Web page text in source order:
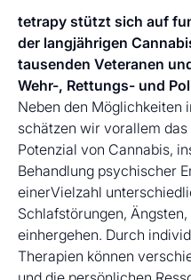
tetrapy stützt sich auf
der langjährigen
tausenden Veteranen
Wehr-, Rettungs- und
Neben den Möglichkeiten
schätzen wir vorallem
Potenzial von Cannabis,
Behandlung psychischer
einerVielzahl
Schlafstörungen,
einhergehen. Durch
Therapien können